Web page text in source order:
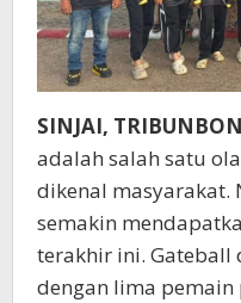
SINJAI,
adalah salah satu
dikenal masyarakat.
semakin
terakhir ini. Gateball
dengan lima pemain